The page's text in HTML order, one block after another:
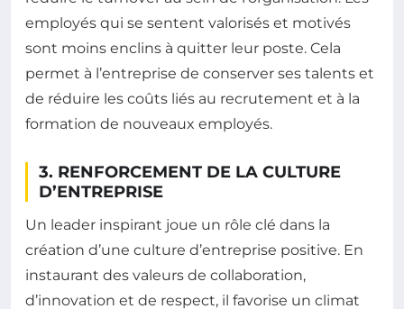
employés qui se sentent valorisés et motivés
sont moins enclins à quitter leur poste. Cela
permet à l’entreprise de conserver ses talents et
de réduire les coûts liés au recrutement et à la
formation de nouveaux employés.
3. RENFORCEMENT DE LA CULTURE
D’ENTREPRISE
Un leader inspirant joue un rôle clé dans la
création d’une culture d’entreprise positive. En
instaurant des valeurs de collaboration,
d’innovation et de respect, il favorise un climat